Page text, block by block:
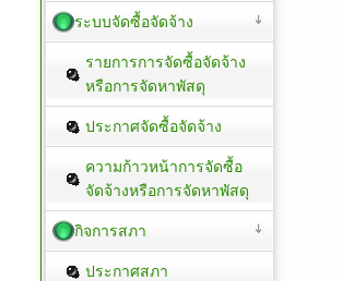
ระบบจัดซื้อจัดจ้าง
รายการการจัดซื้อจัดจ้าง
หรือการจัดหาพัสดุ
ประกาศจัดซื้อจัดจ้าง
ความก้าวหน้าการจัดซื้อ
จัดจ้างหรือการจัดหาพัสดุ
กิจการสภา
ประกาศสภา